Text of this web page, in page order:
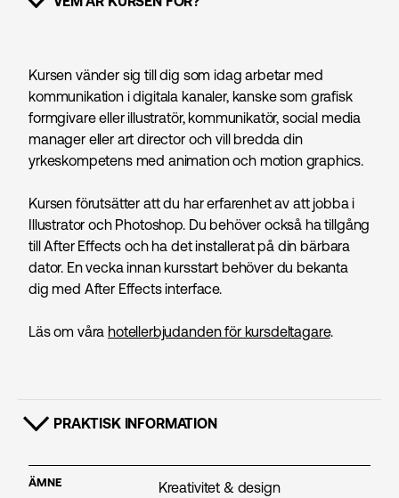
VISA INNEHÅLL
Kursen vänder sig till dig som idag arbetar med
kommunikation i digitala kanaler, kanske som grafisk
formgivare eller illustratör, kommunikatör, social media
manager eller art director och vill bredda din
yrkeskompetens med animation och motion graphics.
Kursen förutsätter att du har erfarenhet av att jobba i
Illustrator och Photoshop. Du behöver också ha tillgång
till After Effects och ha det installerat på din bärbara
dator. En vecka innan kursstart behöver du bekanta
dig med After Effects interface.
Läs om vårahotellerbjudanden för kursdeltagare.
VISA INNEHÅLL
PRAKTISK INFORMATION
ÄMNE Kreativitet & design